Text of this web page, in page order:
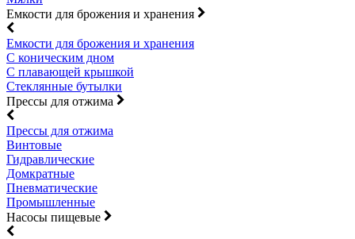
Емкости для брожения и хранения
Емкости для брожения и хранения
С коническим дном
С плавающей крышкой
Стеклянные бутылки
Прессы для отжима
Прессы для отжима
Винтовые
Гидравлические
Домкратные
Пневматические
Промышленные
Насосы пищевые